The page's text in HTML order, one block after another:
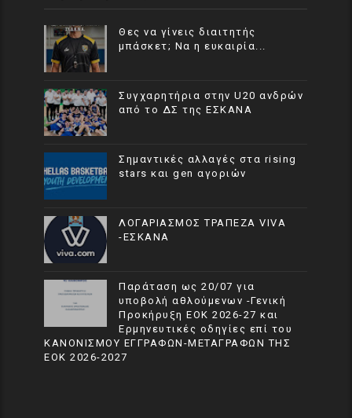
Θες να γίνεις διαιτητής
μπάσκετ; Να η ευκαιρία...
Συγχαρητήρια στην U20 ανδρών
από το ΔΣ της ΕΣΚΑΝΑ
Σημαντικές αλλαγές στα rising
stars και gen αγοριών
ΛΟΓΑΡΙΑΣΜΟΣ ΤΡΑΠΕΖΑ VIVA
-ΕΣΚΑΝΑ
Παράταση ως 20/07 για
υποβολή αθλούμενων -Γενική
Προκήρυξη ΕΟΚ 2026-27 και
Ερμηνευτικές οδηγίες επί του
ΚΑΝΟΝΙΣΜΟΥ ΕΓΓΡΑΦΩΝ-ΜΕΤΑΓΡΑΦΩΝ ΤΗΣ
ΕΟΚ 2026-2027